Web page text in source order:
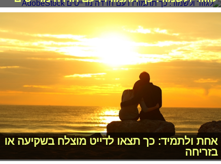
אחת ולתמיד: כך תצאו לדייט מוצלח בשקיעה או
בזריחה